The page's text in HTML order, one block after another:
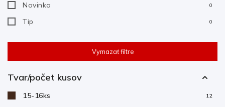
Novinka 0
Tip 0
Tvar/počet kusov
15-16ks 12
Vymazať filtre